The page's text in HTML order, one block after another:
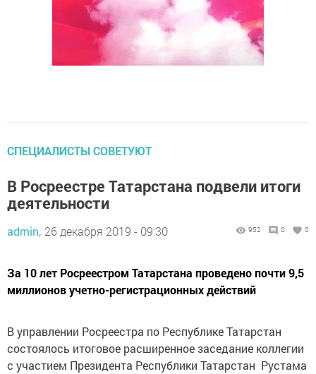
СПЕЦИАЛИСТЫ СОВЕТУЮТ
В Росреестре Татарстана подвели итоги
деятельности
admin, 26 декабря 2019 - 09:30 952 0 0
За 10 лет Росреестром Татарстана проведено почти 9,5
миллионов учетно-регистрационных действий
В управлении Росреестра по Республике Татарстан
состоялось итоговое расширенное заседание коллегии
с участием Президента Республики Татарстан Рустама